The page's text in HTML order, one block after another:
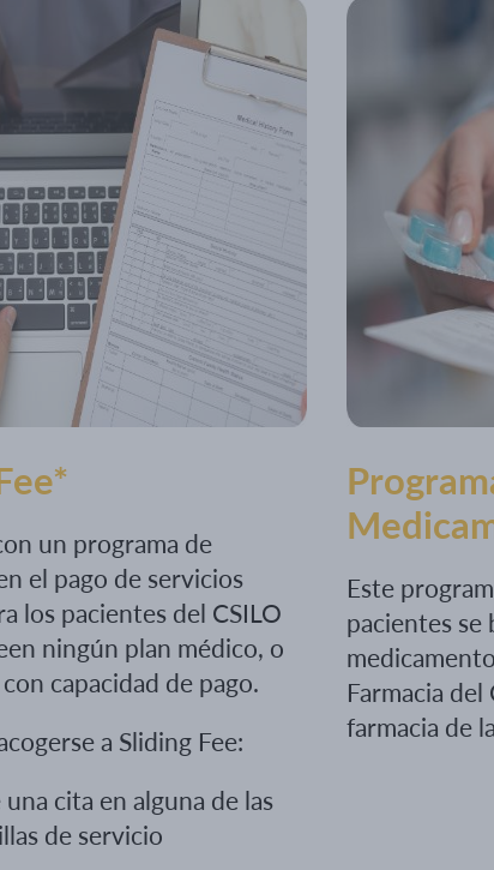
un programa de
el pago de servicios
los pacientes del CSILO
ningún plan médico, o
capacidad de pago.
a Sliding Fee:
cita en alguna de las
de servicio
Este
pacientes
Farmacia
farmacia de